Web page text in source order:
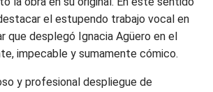
el estupendo trabajo vocal en
que desplegó Ignacia Agüero en el
impecable y sumamente cómico.
y profesional despliegue de